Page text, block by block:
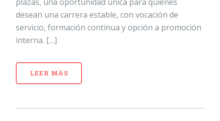
desean una carrera estable, con vocación de
servicio, formación continua y opción a promoción
interna. […]
LEER MÁS